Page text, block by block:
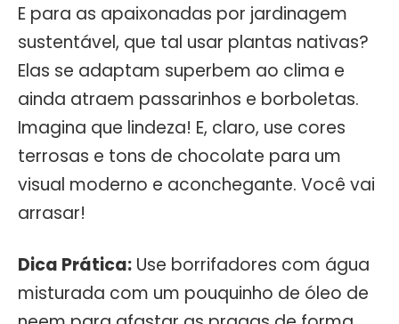
E para as apaixonadas por jardinagem
sustentável, que tal usar plantas nativas?
Elas se adaptam superbem ao clima e
ainda atraem passarinhos e borboletas.
Imagina que lindeza! E, claro, use cores
terrosas e tons de chocolate para um
visual moderno e aconchegante. Você vai
arrasar!
Dica Prática: Use borrifadores com água
misturada com um pouquinho de óleo de